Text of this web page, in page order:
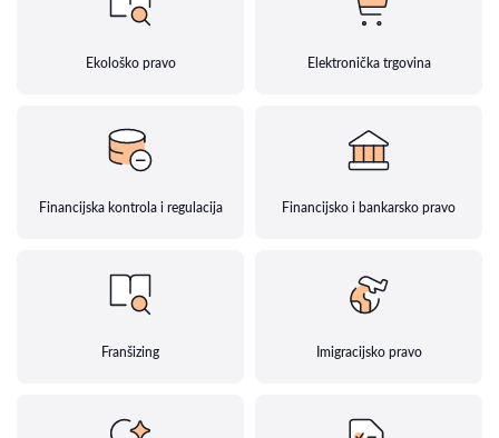
Ekološko pravo Elektronička trgovina
Financijska kontrola i regulacija Financijsko i bankarsko pravo
Franšizing Imigracijsko pravo